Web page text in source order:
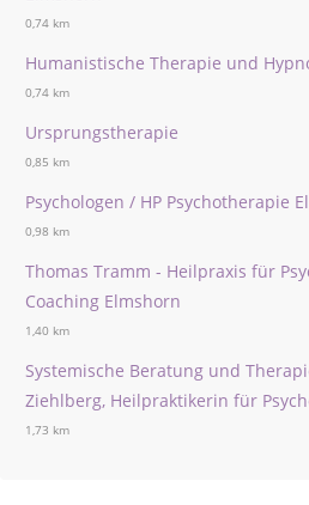
0,74 km
Humanistische Therapie und
0,74 km
Ursprungstherapie
0,85 km
Psychologen / HP Psychotherapie
0,98 km
Thomas Tramm - Heilpraxis für
Coaching Elmshorn
1,40 km
Systemische Beratung und
Ziehlberg, Heilpraktikerin für
1,73 km